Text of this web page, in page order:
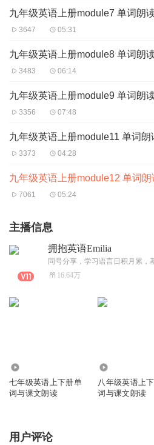
step 步骤，措施
granddaughter （外）孙女
九年级英语上册module7 单词朗
3647 05:31
九年级英语上册module8 单词朗
3483 06:14
九年级英语上册module9 单词朗
3356 07:48
九年级英语上册module11 单词朗
3373 04:28
九年级英语上册module12 单词朗
7061 05:24
主播信息
拥抱英语Emilia
16.64万
七年级英语上下册单
词与课文朗读
八年级英语上
词与课文朗读
用户评论